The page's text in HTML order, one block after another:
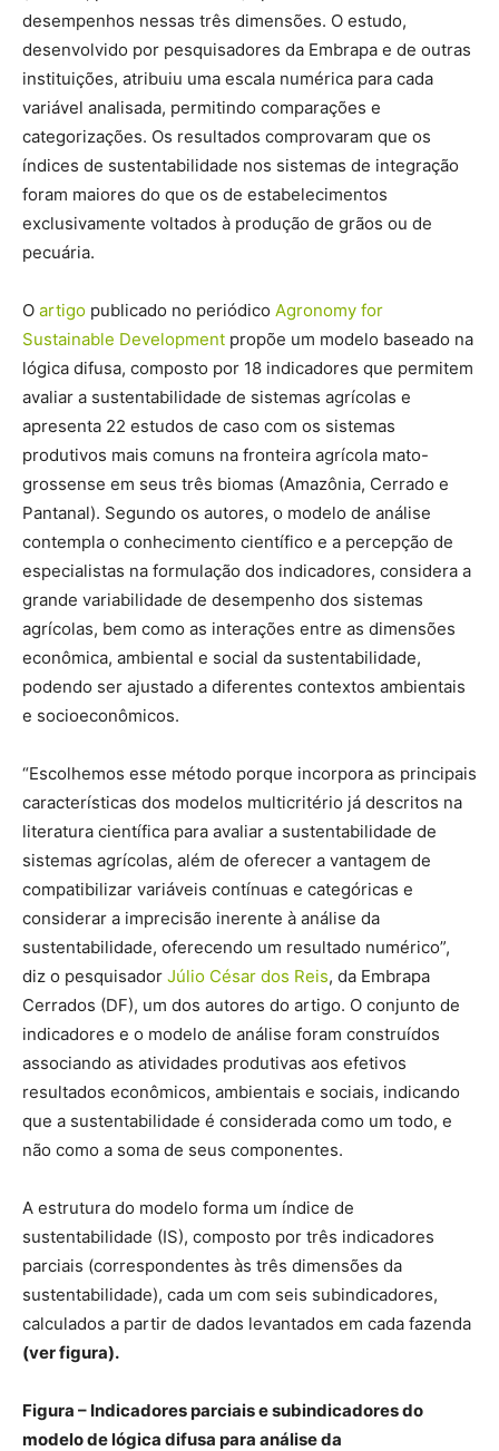
desempenhos nessas três dimensões. O estudo,
desenvolvido por pesquisadores da Embrapa e de outras
instituições, atribuiu uma escala numérica para cada
variável analisada, permitindo comparações e
categorizações. Os resultados comprovaram que os
índices de sustentabilidade nos sistemas de integração
foram maiores do que os de estabelecimentos
exclusivamente voltados à produção de grãos ou de
pecuária.
O artigo publicado no periódico Agronomy for
Sustainable Development propõe um modelo baseado na
lógica difusa, composto por 18 indicadores que permitem
avaliar a sustentabilidade de sistemas agrícolas e
apresenta 22 estudos de caso com os sistemas
produtivos mais comuns na fronteira agrícola mato-
grossense em seus três biomas (Amazônia, Cerrado e
Pantanal). Segundo os autores, o modelo de análise
contempla o conhecimento científico e a percepção de
especialistas na formulação dos indicadores, considera a
grande variabilidade de desempenho dos sistemas
agrícolas, bem como as interações entre as dimensões
econômica, ambiental e social da sustentabilidade,
podendo ser ajustado a diferentes contextos ambientais
e socioeconômicos.
“Escolhemos esse método porque incorpora as principais
características dos modelos multicritério já descritos na
literatura científica para avaliar a sustentabilidade de
sistemas agrícolas, além de oferecer a vantagem de
compatibilizar variáveis contínuas e categóricas e
considerar a imprecisão inerente à análise da
sustentabilidade, oferecendo um resultado numérico”,
diz o pesquisador Júlio César dos Reis, da Embrapa
Cerrados (DF), um dos autores do artigo. O conjunto de
indicadores e o modelo de análise foram construídos
associando as atividades produtivas aos efetivos
resultados econômicos, ambientais e sociais, indicando
que a sustentabilidade é considerada como um todo, e
não como a soma de seus componentes.
A estrutura do modelo forma um índice de
sustentabilidade (IS), composto por três indicadores
parciais (correspondentes às três dimensões da
sustentabilidade), cada um com seis subindicadores,
calculados a partir de dados levantados em cada fazenda
(ver figura).
Figura – Indicadores parciais e subindicadores do
modelo de lógica difusa para análise da